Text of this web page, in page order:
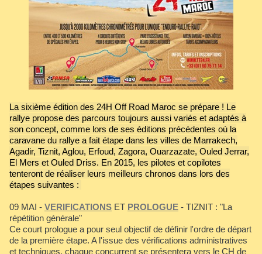
La sixième édition des 24H Off Road Maroc se prépare ! Le
rallye propose des parcours toujours aussi variés et adaptés à
son concept, comme lors de ses éditions précédentes où la
caravane du rallye a fait étape dans les villes de Marrakech,
Agadir, Tiznit, Aglou, Erfoud, Zagora, Ouarzazate, Ouled Jerrar,
El Mers et Ouled Driss. En 2015, les pilotes et copilotes
tenteront de réaliser leurs meilleurs chronos dans lors des
étapes suivantes :
09 MAI - VERIFICATIONS ET PROLOGUE - TIZNIT : "La
répétition générale"
Ce court prologue a pour seul objectif de définir l'ordre de départ
de la première étape. A l'issue des vérifications administratives
et techniques, chaque concurrent se présentera vers le CH de